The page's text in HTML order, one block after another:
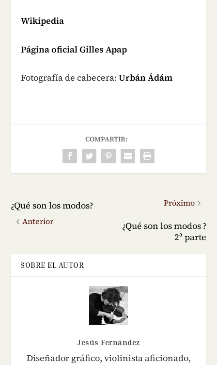
Wikipedia
Página oficial Gilles Apap
Fotografía de cabecera: Urbán Ádám
COMPARTIR:
¿Qué son los modos?
Anterior
Próximo
¿Qué son los modos ?
2ª parte
SOBRE EL AUTOR
Jesús Fernández
Diseñador gráfico, violinista aficionado,